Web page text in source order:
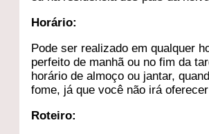
Horário:
Pode ser realizado em qualquer
perfeito de manhã ou no fim da
horário de almoço ou jantar,
fome, já que você não irá
Roteiro: